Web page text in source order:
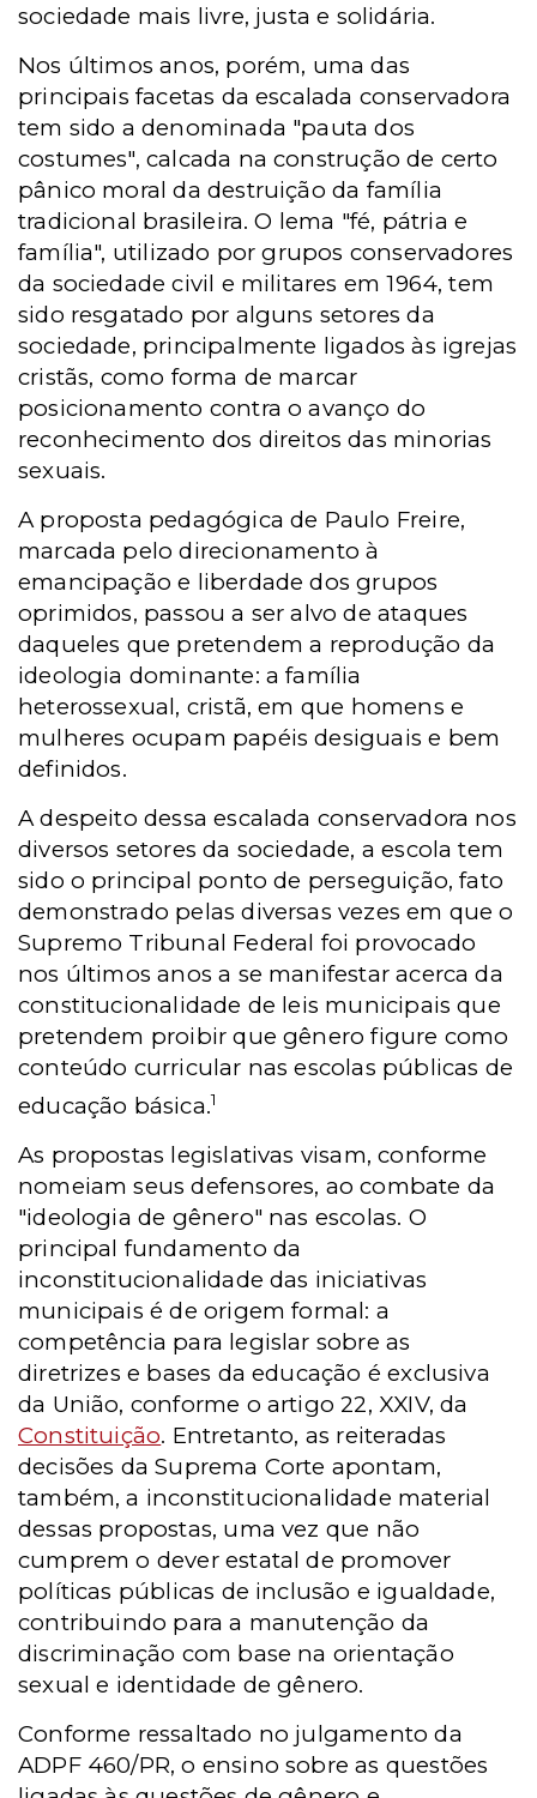
sociedade mais livre, justa e solidária.
Nos últimos anos, porém, uma das
principais facetas da escalada conservadora
tem sido a denominada "pauta dos
costumes", calcada na construção de certo
pânico moral da destruição da família
tradicional brasileira. O lema "fé, pátria e
família", utilizado por grupos conservadores
da sociedade civil e militares em 1964, tem
sido resgatado por alguns setores da
sociedade, principalmente ligados às igrejas
cristãs, como forma de marcar
posicionamento contra o avanço do
reconhecimento dos direitos das minorias
sexuais.
A proposta pedagógica de Paulo Freire,
marcada pelo direcionamento à
emancipação e liberdade dos grupos
oprimidos, passou a ser alvo de ataques
daqueles que pretendem a reprodução da
ideologia dominante: a família
heterossexual, cristã, em que homens e
mulheres ocupam papéis desiguais e bem
definidos.
A despeito dessa escalada conservadora nos
diversos setores da sociedade, a escola tem
sido o principal ponto de perseguição, fato
demonstrado pelas diversas vezes em que o
Supremo Tribunal Federal foi provocado
nos últimos anos a se manifestar acerca da
constitucionalidade de leis municipais que
pretendem proibir que gênero figure como
conteúdo curricular nas escolas públicas de
educação básica.1
As propostas legislativas visam, conforme
nomeiam seus defensores, ao combate da
"ideologia de gênero" nas escolas. O
principal fundamento da
inconstitucionalidade das iniciativas
municipais é de origem formal: a
competência para legislar sobre as
diretrizes e bases da educação é exclusiva
da União, conforme o artigo 22, XXIV, da
Constituição. Entretanto, as reiteradas
decisões da Suprema Corte apontam,
também, a inconstitucionalidade material
dessas propostas, uma vez que não
cumprem o dever estatal de promover
políticas públicas de inclusão e igualdade,
contribuindo para a manutenção da
discriminação com base na orientação
sexual e identidade de gênero.
Conforme ressaltado no julgamento da
ADPF 460/PR, o ensino sobre as questões